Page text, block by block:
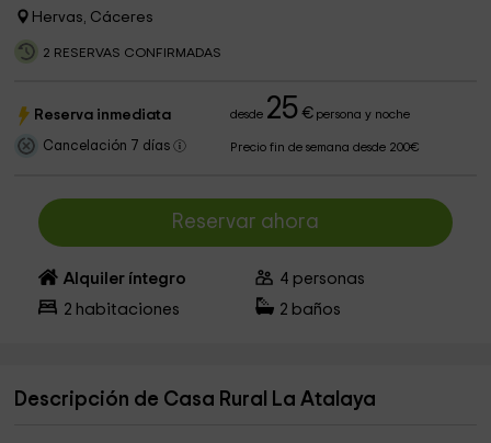
Hervas, Cáceres
2 RESERVAS CONFIRMADAS
Reserva inmediata desde 25 €persona y noche
Cancelación 7 días Precio fin de semana desde 200€
Reservar ahora
Alquiler íntegro 4 personas
2 habitaciones 2 baños
Descripción de Casa Rural La Atalaya